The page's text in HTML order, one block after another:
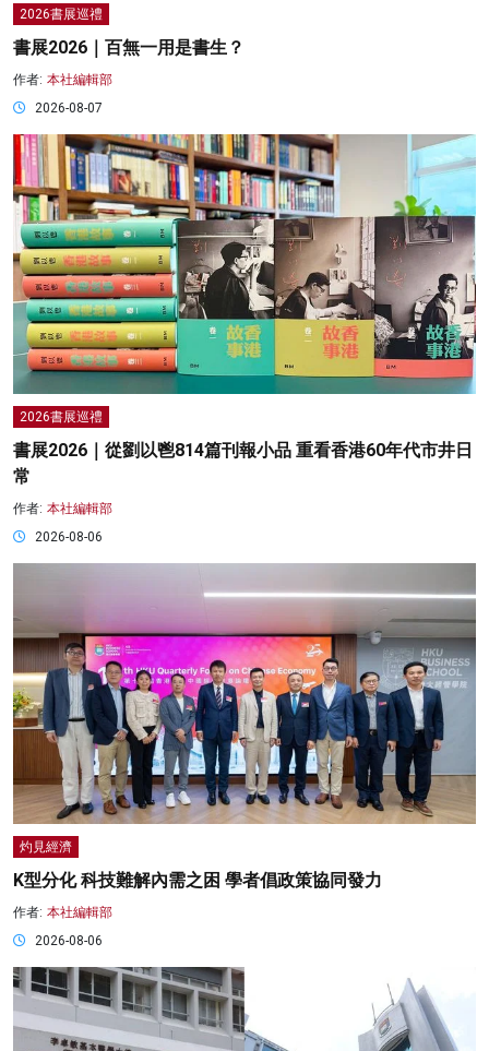
2026書展巡禮
書展2026｜百無一用是書生？
作者: 本社編輯部
2026-08-07
2026書展巡禮
書展2026｜從劉以鬯814篇刊報小品 重看香港60年代市井日
常
作者: 本社編輯部
2026-08-06
灼見經濟
K型分化 科技難解內需之困 學者倡政策協同發力
作者: 本社編輯部
2026-08-06